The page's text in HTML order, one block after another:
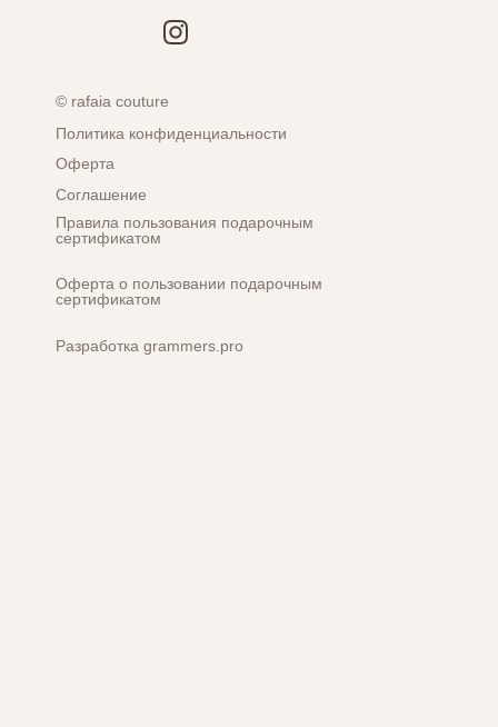
© rafaia couture
Политика конфиденциальности
Правила пользования подарочным
сертификатом
Соглашение
Оферта
Оферта о пользовании подарочным
сертификатом
Разработка grammers.pro